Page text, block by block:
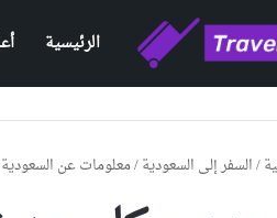
الرئيسية
/السفر إلى السعودية/معلومات عن السعودية